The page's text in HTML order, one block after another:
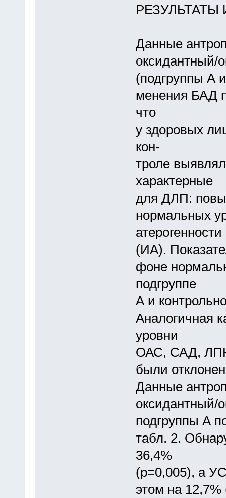
Данные
оксидантный/
(подгруппы А
менения БАД
что
у здоровых
кон-
троле
характерные
для ДЛП:
нормальных
атерогенности
(ИА).
фоне
подгруппе
А и
Аналогичная
уровни
ОАС, САД,
были
Данные
оксидантный/
подгруппы А
табл. 2.
36,4%
(p=0,005), а
этом на